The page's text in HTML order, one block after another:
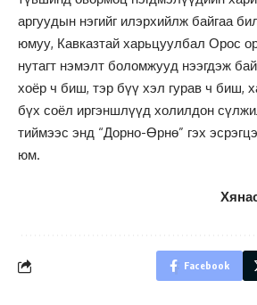
аргуудын нэгийг илэрхийлж байгаа
юмуу, Кавказтай харьцуулбал Орос
нутагт нэмэлт боломжууд нээгдэж
хоёр ч биш, тэр бүү хэл гурав ч биш,
бүх соёл иргэншлүүд холилдон
тиймээс энд “Дорно-Өрнө” гэх
юм.
Facebook